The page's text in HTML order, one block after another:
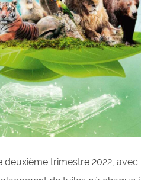
deuxième trimestre 2022,